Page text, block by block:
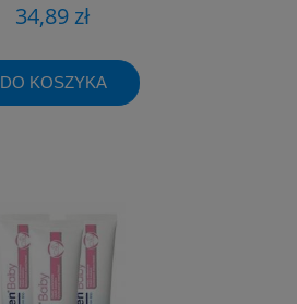
34,89 zł
DO KOSZYKA